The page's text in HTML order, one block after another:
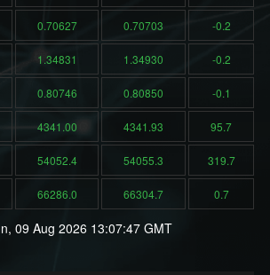
0.70627 0.70703 -0.2
1.34831 1.34930 -0.2
0.80746 0.80850 -0.1
4341.00 4341.93 95.7
54052.4 54055.3 319.7
66286.0 66304.7 0.7
09 Aug 2026 13:07:47 GMT